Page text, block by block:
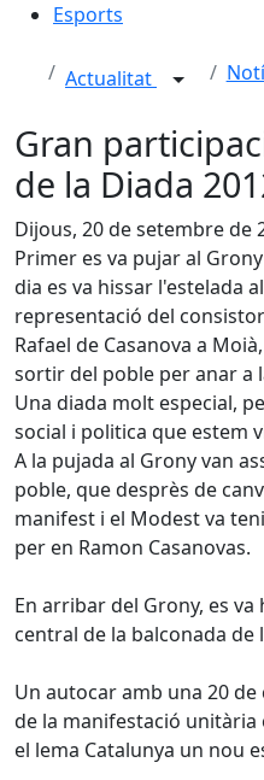
Esports
Actualitat
Gran
de la Diada
Dijous, 20 de setembre de
Primer es va pujar al
dia es va hissar l'estelada
representació del
Rafael de Casanova a
sortir del poble per anar a
Una diada molt especial,
social i politica que estem
A la pujada al Grony van
poble, que desprès de
manifest i el Modest va
per en Ramon Casanovas.
En arribar del Grony, es
central de la balconada de
Un autocar amb una 20
de la manifestació unitària
el lema Catalunya un nou